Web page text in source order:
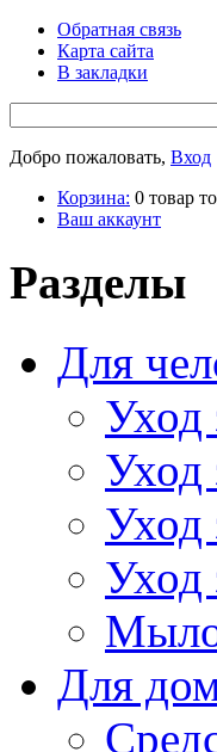
Обратная связь
Карта сайта
В закладки
Добро пожаловать, Вход
Корзина: 0 товар
Ваш аккаунт
Разделы
Для
Уход
Уход
Уход
Уход
Для